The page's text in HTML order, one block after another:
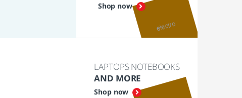
Shop now
LAPTOPS NOTEBOOKS
AND MORE
Shop now